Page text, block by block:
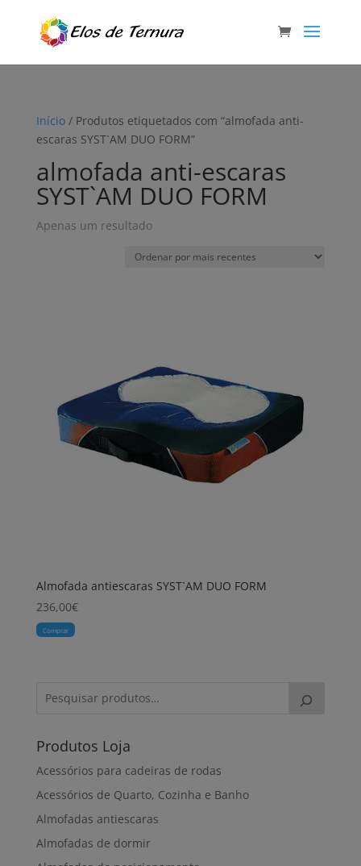
Início/ Produtos etiquetados com “almofada anti-
escaras SYST`AM DUO FORM”
almofada anti-escaras
SYST`AM DUO FORM
Apenas um resultado
Almofada antiescaras SYST`AM DUO FORM
236,00€
Comprar
Produtos Loja
Acessórios para cadeiras de rodas
Acessórios de Quarto, Cozinha e Banho
Almofadas antiescaras
Almofadas de dormir